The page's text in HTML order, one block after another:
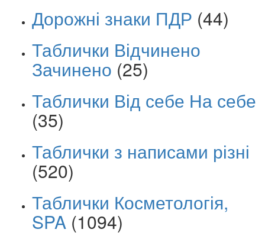
Дорожні знаки ПДР (44)
Таблички Відчинено
Зачинено (25)
Таблички Від себе На себе
(35)
Таблички з написами різні
(520)
Таблички Косметологія,
SPA (1094)